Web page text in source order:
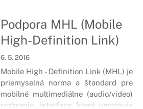
požiadaviek, je včasná príprava na
tento dátum veľmi dôležitá.
Podpora MHL (Mobile
High-Definition Link)
6. 5. 2016
Mobile High - Definition Link (MHL) je
priemyselná norma a štandard pre
mobilné multimediálne (audio/video)
rozhranie, interface, ktoré umožňuje